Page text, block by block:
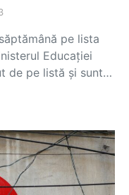
pe lista
Educației
de pe listă și sunt…